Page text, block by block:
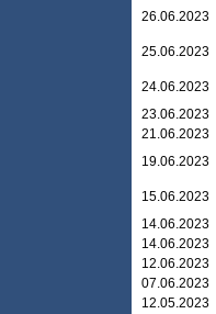
26.06.2023
25.06.2023
24.06.2023
23.06.2023
21.06.2023
19.06.2023
15.06.2023
14.06.2023
14.06.2023
12.06.2023
07.06.2023
12.05.2023